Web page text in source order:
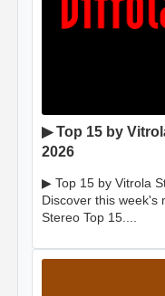
▶ Top 15 by
2026
▶ Top 15 by Vitrola
Discover this week's
Stereo Top 15....